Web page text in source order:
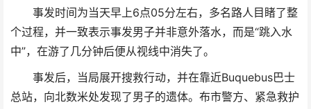
事发时间为当天早上6点05分左右，多名路人目睹了整
个过程，并一致表示事发男子并非意外落水，而是“跳入水
中”，在游了几分钟后便从视线中消失了。
事发后，当局展开搜救行动，并在靠近Buquebus巴士
总站，向北数米处发现了男子的遗体。布市警方、紧急救护